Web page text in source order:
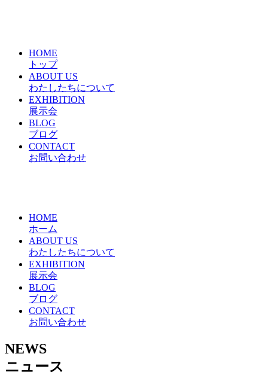
HOME
トップ
ABOUT US
わたしたちについて
EXHIBITION
展示会
BLOG
ブログ
CONTACT
お問い合わせ
HOME
ホーム
ABOUT US
わたしたちについて
EXHIBITION
展示会
BLOG
ブログ
CONTACT
お問い合わせ
NEWS
ニュース